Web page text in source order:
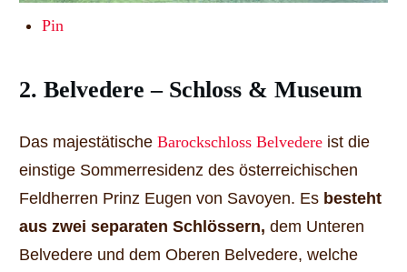
Pin
2. Belvedere – Schloss & Museum
Das majestätische Barockschloss Belvedere ist die
einstige Sommerresidenz des österreichischen
Feldherren Prinz Eugen von Savoyen. Es besteht
aus zwei separaten Schlössern, dem Unteren
Belvedere und dem Oberen Belvedere, welche